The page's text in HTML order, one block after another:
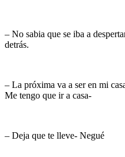
– No sabia que se iba a
detrás.
– La próxima va a ser en mi
Me tengo que ir a casa-
– Deja que te lleve- Negué